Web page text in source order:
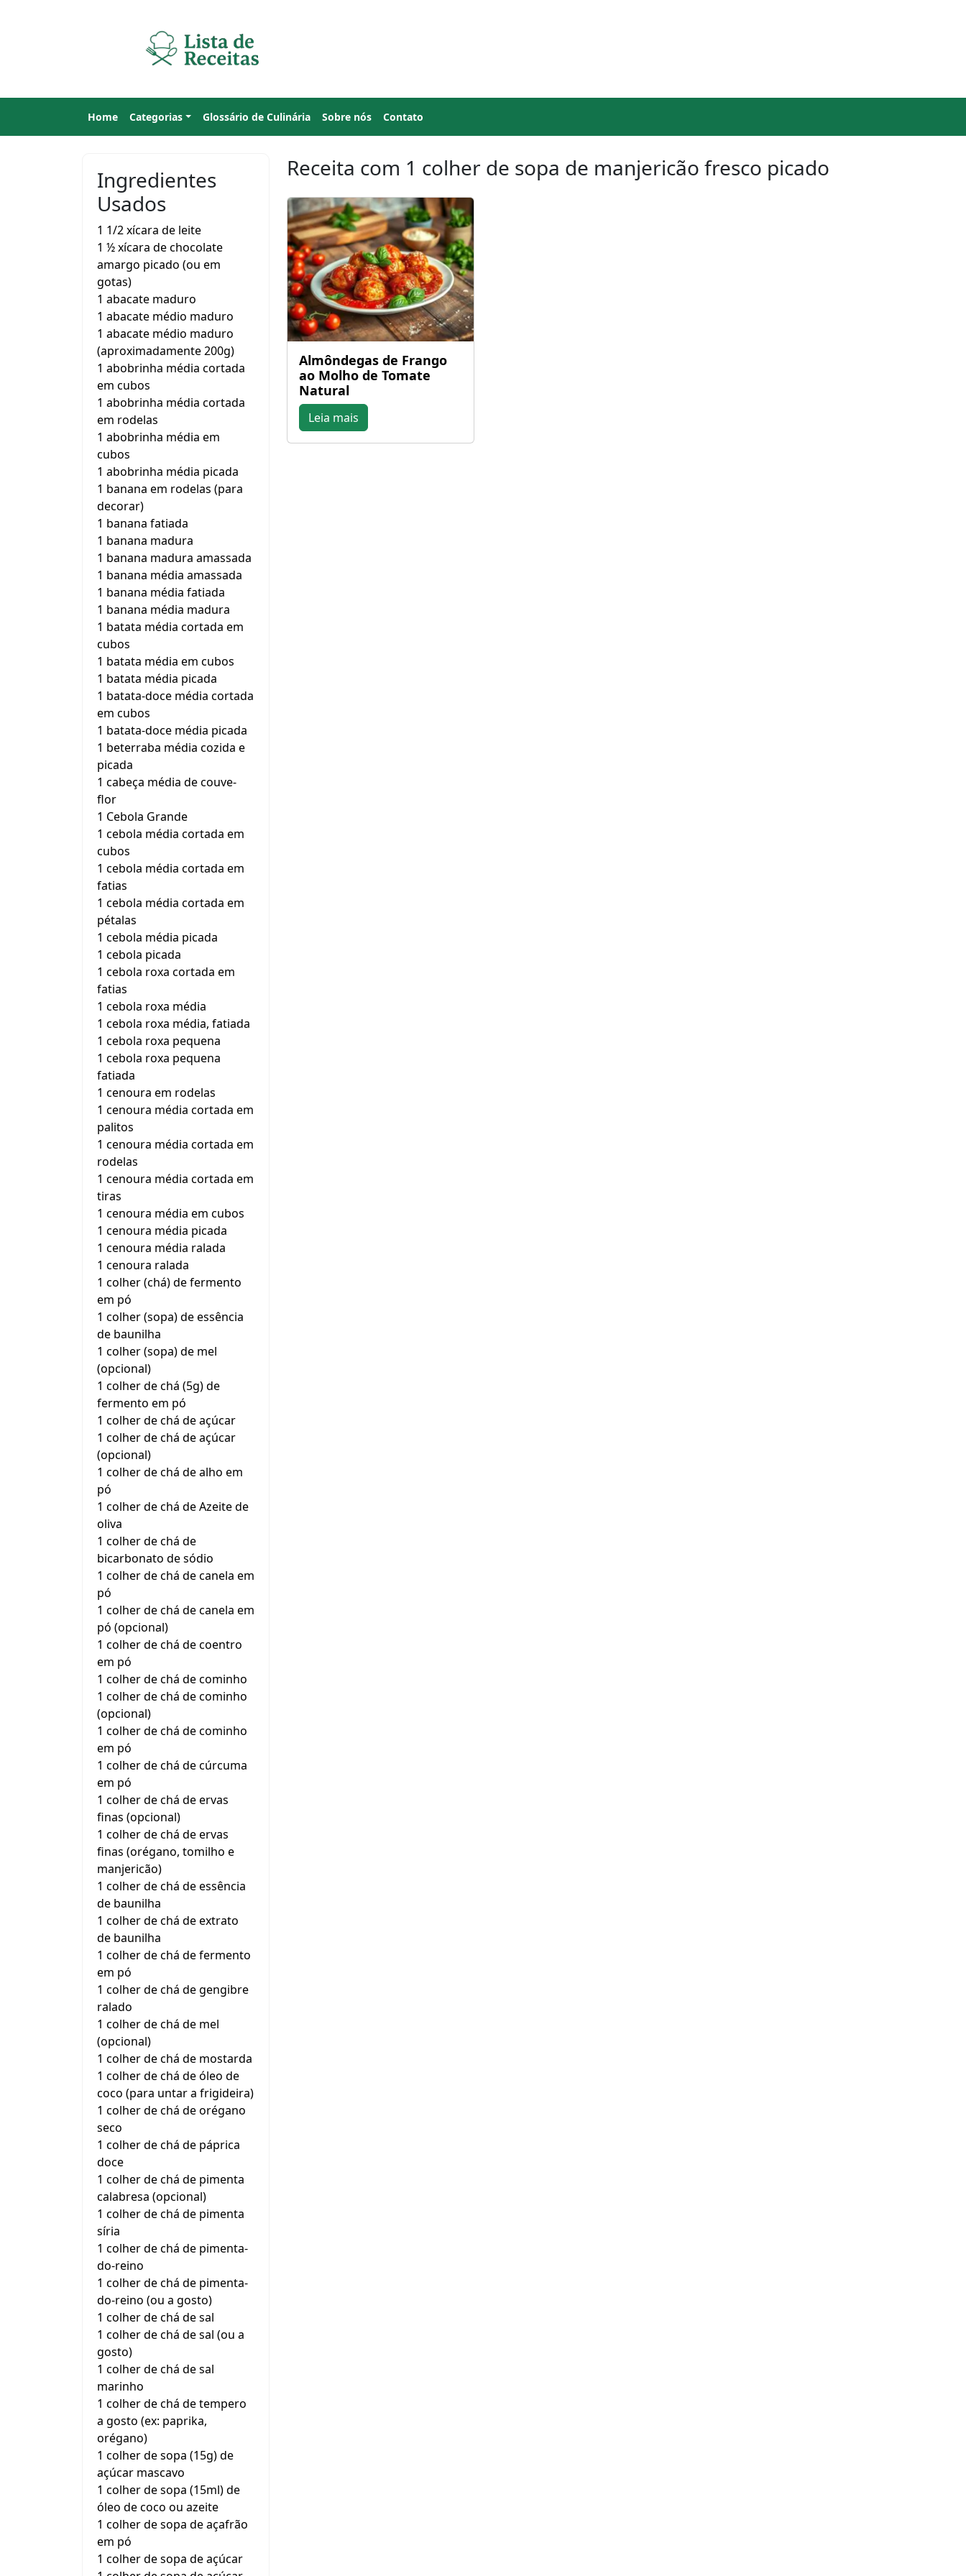
Home Categorias Glossário de Culinária Sobre nós Contato
Ingredientes
Usados
1 1/2 xícara de leite
1 ½ xícara de chocolate
amargo picado (ou em
gotas)
1 abacate maduro
1 abacate médio maduro
1 abacate médio maduro
(aproximadamente 200g)
1 abobrinha média cortada
em cubos
1 abobrinha média cortada
em rodelas
1 abobrinha média em
cubos
1 abobrinha média picada
1 banana em rodelas (para
decorar)
1 banana fatiada
1 banana madura
1 banana madura amassada
1 banana média amassada
1 banana média fatiada
1 banana média madura
1 batata média cortada em
cubos
1 batata média em cubos
1 batata média picada
1 batata-doce média cortada
em cubos
1 batata-doce média picada
1 beterraba média cozida e
picada
1 cabeça média de couve-
flor
1 Cebola Grande
1 cebola média cortada em
cubos
1 cebola média cortada em
fatias
1 cebola média cortada em
pétalas
1 cebola média picada
1 cebola picada
1 cebola roxa cortada em
fatias
1 cebola roxa média
1 cebola roxa média, fatiada
1 cebola roxa pequena
1 cebola roxa pequena
fatiada
1 cenoura em rodelas
1 cenoura média cortada em
palitos
1 cenoura média cortada em
rodelas
1 cenoura média cortada em
tiras
1 cenoura média em cubos
1 cenoura média picada
1 cenoura média ralada
1 cenoura ralada
1 colher (chá) de fermento
em pó
1 colher (sopa) de essência
de baunilha
1 colher (sopa) de mel
(opcional)
1 colher de chá (5g) de
fermento em pó
1 colher de chá de açúcar
1 colher de chá de açúcar
(opcional)
1 colher de chá de alho em
pó
1 colher de chá de Azeite de
oliva
1 colher de chá de
bicarbonato de sódio
1 colher de chá de canela em
pó
1 colher de chá de canela em
pó (opcional)
1 colher de chá de coentro
em pó
1 colher de chá de cominho
1 colher de chá de cominho
(opcional)
1 colher de chá de cominho
em pó
1 colher de chá de cúrcuma
em pó
1 colher de chá de ervas
finas (opcional)
1 colher de chá de ervas
finas (orégano, tomilho e
manjericão)
1 colher de chá de essência
de baunilha
1 colher de chá de extrato
de baunilha
1 colher de chá de fermento
em pó
1 colher de chá de gengibre
ralado
1 colher de chá de mel
(opcional)
1 colher de chá de mostarda
1 colher de chá de óleo de
coco (para untar a frigideira)
1 colher de chá de orégano
seco
1 colher de chá de páprica
doce
1 colher de chá de pimenta
calabresa (opcional)
1 colher de chá de pimenta
síria
1 colher de chá de pimenta-
do-reino
1 colher de chá de pimenta-
do-reino (ou a gosto)
1 colher de chá de sal
1 colher de chá de sal (ou a
gosto)
1 colher de chá de sal
marinho
1 colher de chá de tempero
a gosto (ex: paprika,
orégano)
1 colher de sopa (15g) de
açúcar mascavo
1 colher de sopa (15ml) de
óleo de coco ou azeite
1 colher de sopa de açafrão
em pó
1 colher de sopa de açúcar
Receita com 1 colher de sopa de manjericão fresco picado
Almôndegas de Frango
ao Molho de Tomate
Natural
Leia mais